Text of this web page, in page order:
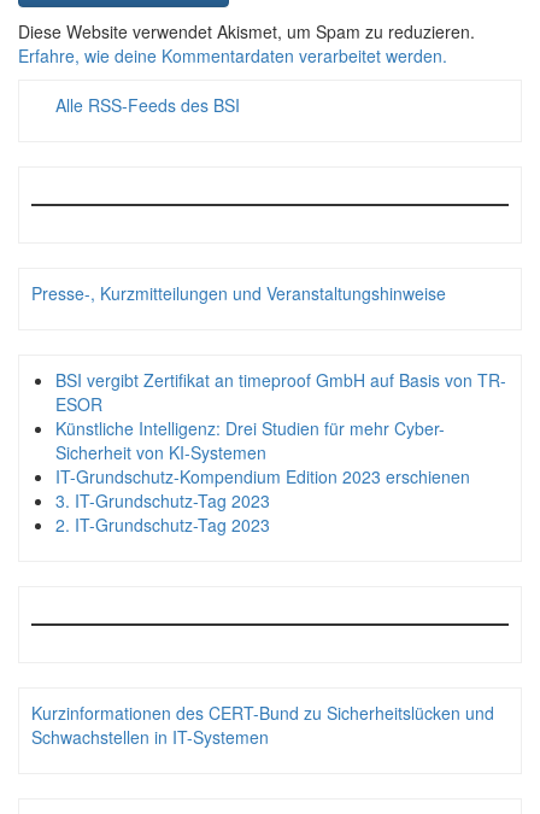
Diese Website verwendet Akismet, um Spam zu reduzieren.
Erfahre, wie deine Kommentardaten verarbeitet werden.
Alle RSS-Feeds des BSI
Presse-, Kurzmitteilungen und Veranstaltungshinweise
BSI vergibt Zertifikat an timeproof GmbH auf Basis von TR-
ESOR
Künstliche Intelligenz: Drei Studien für mehr Cyber-
Sicherheit von KI-Systemen
IT-Grundschutz-Kompendium Edition 2023 erschienen
3. IT-Grundschutz-Tag 2023
2. IT-Grundschutz-Tag 2023
Kurzinformationen des CERT-Bund zu Sicherheitslücken und
Schwachstellen in IT-Systemen